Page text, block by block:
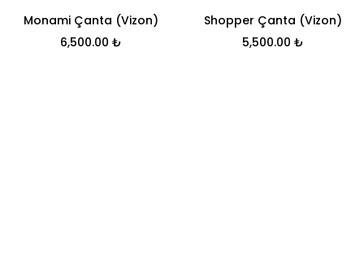
Monami Çanta (Vizon)
6,500.00 ₺
Shopper Çanta (Vizon)
5,500.00 ₺